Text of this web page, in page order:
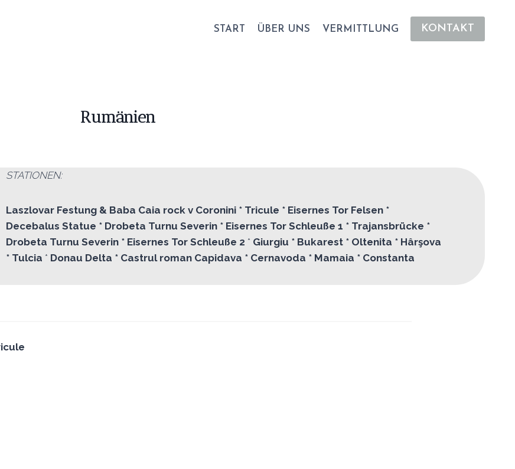
START ÜBER UNS VERMITTLUNG KONTAKT
Rumänien
STATIONEN:
Laszlovar Festung & Baba Caia rock v Coronini * Tricule * Eisernes Tor Felsen *
Decebalus Statue * Drobeta Turnu Severin * Eisernes Tor Schleuße 1 * Trajansbrücke *
Drobeta Turnu Severin * Eisernes Tor Schleuße 2 * Giurgiu * Bukarest * Oltenita * Hârşova
* Tulcia * Donau Delta * Castrul roman Capidava * Cernavoda * Mamaia * Constanta